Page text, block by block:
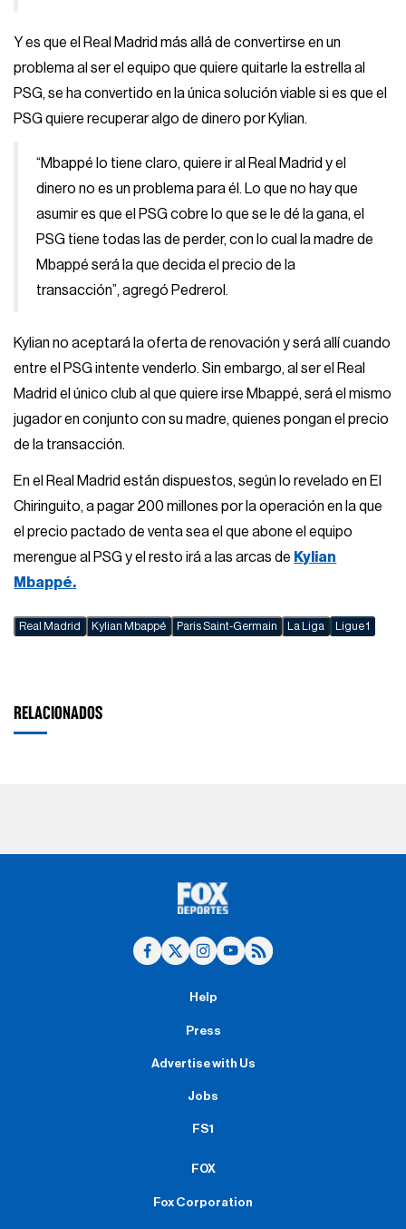
Y es que el Real Madrid más allá de convertirse en un
problema al ser el equipo que quiere quitarle la estrella al
PSG, se ha convertido en la única solución viable si es que el
PSG quiere recuperar algo de dinero por Kylian.
“Mbappé lo tiene claro, quiere ir al Real Madrid y el
dinero no es un problema para él. Lo que no hay que
asumir es que el PSG cobre lo que se le dé la gana, el
PSG tiene todas las de perder, con lo cual la madre de
Mbappé será la que decida el precio de la
transacción”, agregó Pedrerol.
Kylian no aceptará la oferta de renovación y será allí cuando
entre el PSG intente venderlo. Sin embargo, al ser el Real
Madrid el único club al que quiere irse Mbappé, será el mismo
jugador en conjunto con su madre, quienes pongan el precio
de la transacción.
En el Real Madrid están dispuestos, según lo revelado en El
Chiringuito, a pagar 200 millones por la operación en la que
el precio pactado de venta sea el que abone el equipo
merengue al PSG y el resto irá a las arcas de Kylian
Mbappé.
Real Madrid Kylian Mbappé Paris Saint-Germain La Liga Ligue 1
RELACIONADOS
Help
Press
Advertise with Us
Jobs
FS1
FOX
Fox Corporation